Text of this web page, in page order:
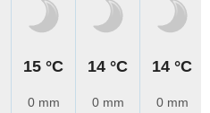
15 °C
0 mm
14 °C
0 mm
14 °C
0 mm